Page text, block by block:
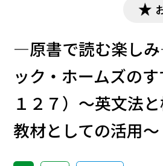
―原書で読む楽し
ック・ホームズの
１２７）～英文法
教材としての活用～